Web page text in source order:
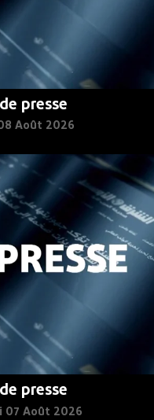
presse
Août 2026
presse
07 Août 2026